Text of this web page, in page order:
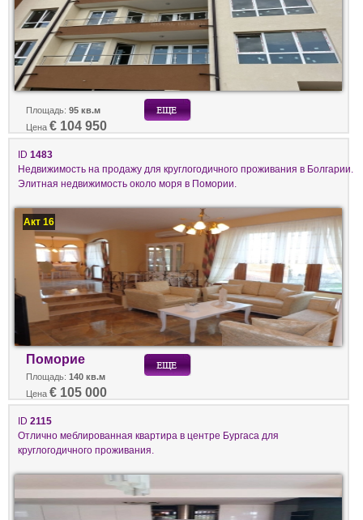
Площадь: 95 кв.м
Цена € 104 950
ID 1483
Недвижимость на продажу для круглогодичного проживания в Болгарии.
Элитная недвижимость около моря в Помории.
Акт 16
Поморие
Площадь: 140 кв.м
Цена € 105 000
ID 2115
Отлично меблированная квартира в центре Бургаса для
круглогодичного проживания.